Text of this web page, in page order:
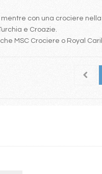
con una crociere
e Croazie.
MSC Crociere o Royal
160